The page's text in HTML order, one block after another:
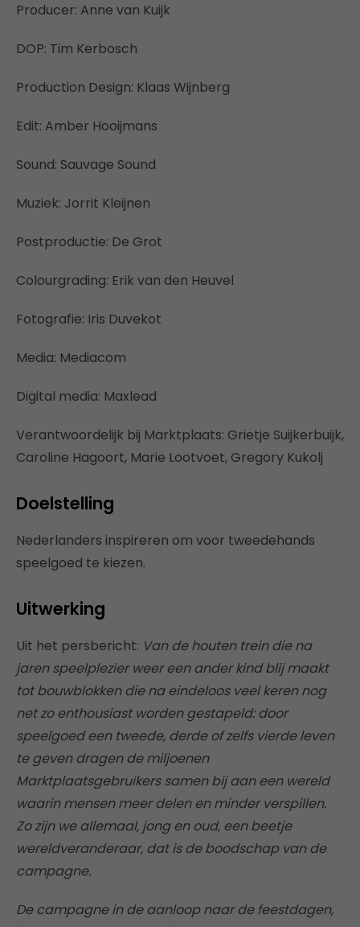
Producer: Anne van Kuijk
DOP: Tim Kerbosch
Production Design: Klaas Wijnberg
Edit: Amber Hooijmans
Sound: Sauvage Sound
Muziek: Jorrit Kleijnen
Postproductie: De Grot
Colourgrading: Erik van den Heuvel
Fotografie: Iris Duvekot
Media: Mediacom
Digital media: Maxlead
Verantwoordelijk bij Marktplaats: Grietje Suijkerbuijk,
Caroline Hagoort, Marie Lootvoet, Gregory Kukolj
Doelstelling
Nederlanders inspireren om voor tweedehands
speelgoed te kiezen.
Uitwerking
Uit het persbericht: Van de houten trein die na
jaren speelplezier weer een ander kind blij maakt
tot bouwblokken die na eindeloos veel keren nog
net zo enthousiast worden gestapeld: door
speelgoed een tweede, derde of zelfs vierde leven
te geven dragen de miljoenen
Marktplaatsgebruikers samen bij aan een wereld
waarin mensen meer delen en minder verspillen.
Zo zijn we allemaal, jong en oud, een beetje
wereldveranderaar, dat is de boodschap van de
campagne.
De campagne in de aanloop naar de feestdagen,